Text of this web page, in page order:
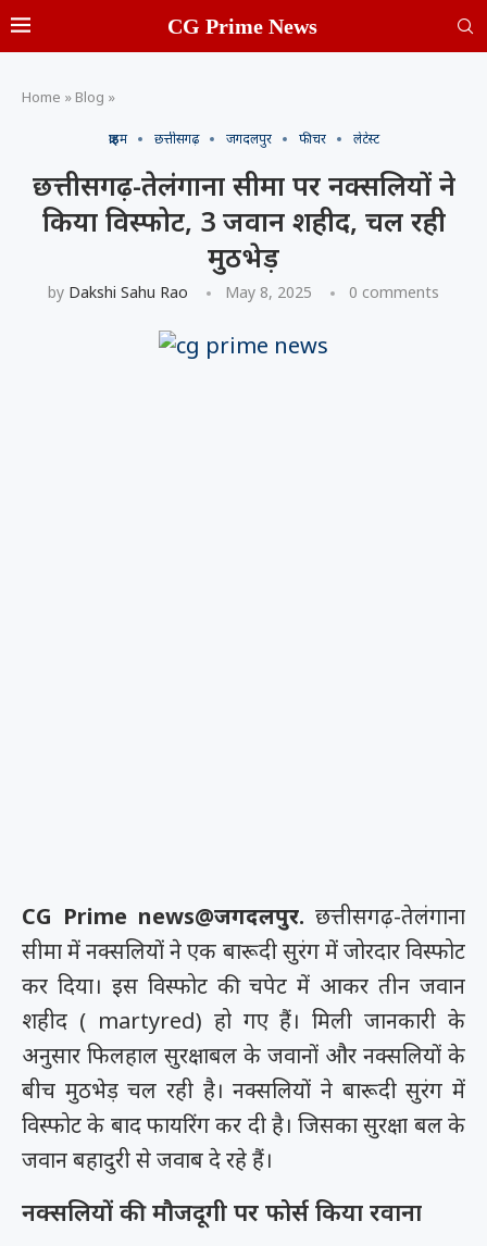
CG Prime News
Home » Blog »
क्राइम छत्तीसगढ़ जगदलपुर फीचर लेटेस्ट
छत्तीसगढ़-तेलंगाना सीमा पर नक्सलियों ने
किया विस्फोट, 3 जवान शहीद, चल रही
मुठभेड़
by Dakshi Sahu Rao May 8, 2025 0 comments
CG Prime news@जगदलपुर. छत्तीसगढ़-तेलंगाना
सीमा में नक्सलियों ने एक बारूदी सुरंग में जोरदार विस्फोट
कर दिया। इस विस्फोट की चपेट में आकर तीन जवान
शहीद (martyred) हो गए हैं। मिली जानकारी के
अनुसार फिलहाल सुरक्षाबल के जवानों और नक्सलियों के
बीच मुठभेड़ चल रही है। नक्सलियों ने बारूदी सुरंग में
विस्फोट के बाद फायरिंग कर दी है। जिसका सुरक्षा बल के
जवान बहादुरी से जवाब दे रहे हैं।
नक्सलियों की मौजदूगी पर फोर्स किया रवाना